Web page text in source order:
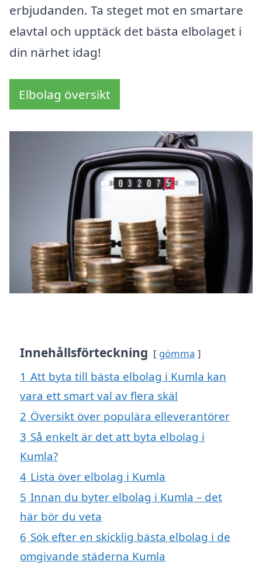
erbjudanden. Ta steget mot en smartare
elavtal och upptäck det bästa elbolaget i
din närhet idag!
Elbolag översikt
Innehållsförteckning gömma
1 Att byta till bästa elbolag i Kumla kan
vara ett smart val av flera skäl
2 Översikt över populära elleverantörer
3 Så enkelt är det att byta elbolag i
Kumla?
4 Lista över elbolag i Kumla
5 Innan du byter elbolag i Kumla – det
här bör du veta
6 Sök efter en skicklig bästa elbolag i de
omgivande städerna Kumla